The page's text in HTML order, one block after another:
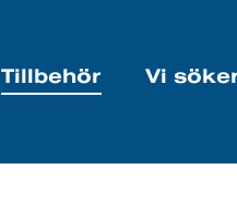
Tillbehör Vi